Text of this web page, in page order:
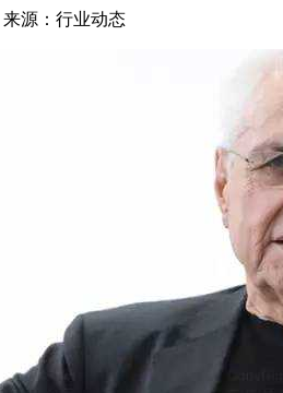
来源：行业动态